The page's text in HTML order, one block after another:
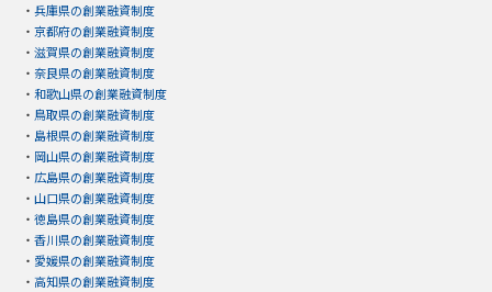
・ 兵庫県の創業融資制度
・ 京都府の創業融資制度
・ 滋賀県の創業融資制度
・ 奈良県の創業融資制度
・ 和歌山県の創業融資制度
・ 鳥取県の創業融資制度
・ 島根県の創業融資制度
・ 岡山県の創業融資制度
・ 広島県の創業融資制度
・ 山口県の創業融資制度
・ 徳島県の創業融資制度
・ 香川県の創業融資制度
・ 愛媛県の創業融資制度
・ 高知県の創業融資制度